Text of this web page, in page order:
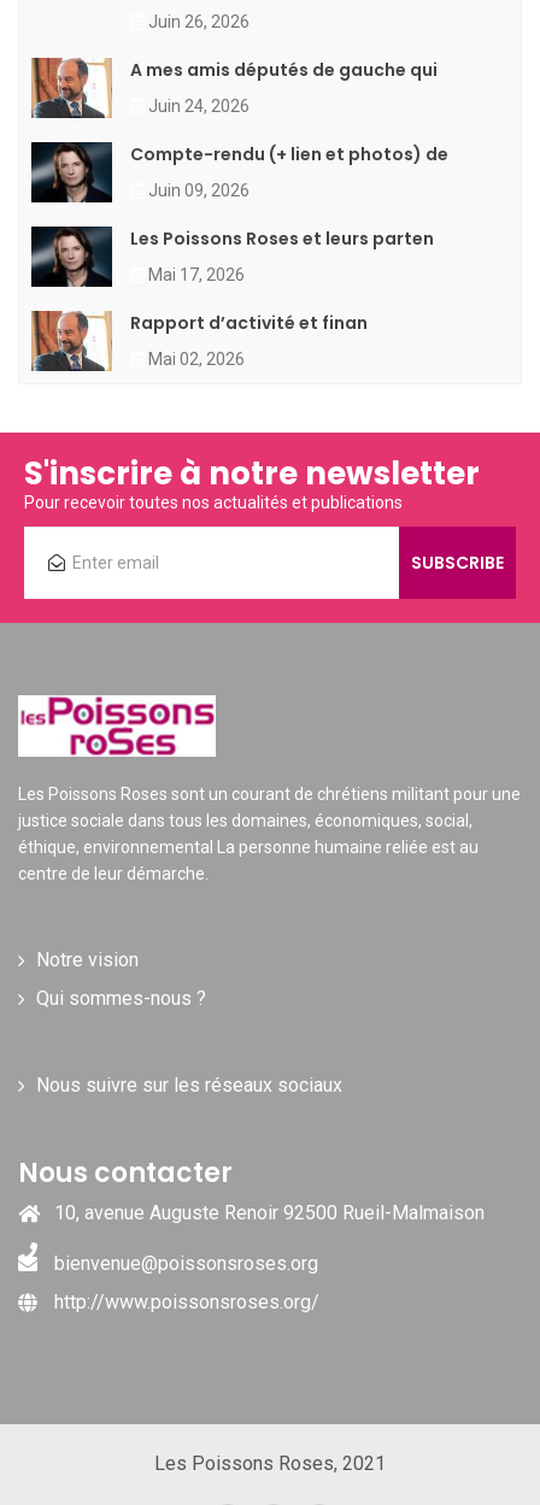
Juin 26, 2026
A mes amis députés de gauche qui
Juin 24, 2026
Compte-rendu (+ lien et photos) de
Juin 09, 2026
Les Poissons Roses et leurs parten
Mai 17, 2026
Rapport d’activité et finan
Mai 02, 2026
S'inscrire à notre newsletter
Pour recevoir toutes nos actualités et publications
Les Poissons Roses sont un courant de chrétiens militant pour une
justice sociale dans tous les domaines, économiques, social,
éthique, environnemental La personne humaine reliée est au
centre de leur démarche.
Notre vision
Qui sommes-nous ?
Nous suivre sur les réseaux sociaux
Nous contacter
10, avenue Auguste Renoir 92500 Rueil-Malmaison
bienvenue@poissonsroses.org
http://www.poissonsroses.org/
Les Poissons Roses, 2021